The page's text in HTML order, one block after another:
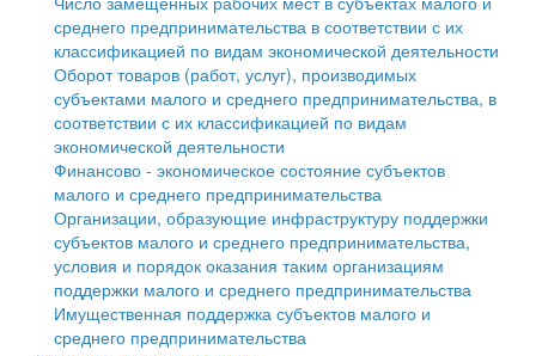
Социальная защита
Фотоальбом
Муниципальные услуги
Проекты административных регламентов
Антимонопольный комплаенс
Противодействие коррупции
Информационная поддержка субъектов малого и
среднего предпринимательства
Муниципальные программы
Контрольно-счетная палата
Персональные данные
Оценка регулирующего воздействия
Деятельность МУ
Нормативы градостроительного проектирования
среднего предпринимательства в соответствии с их
классификацией по видам экономической деятельности
Оборот товаров (работ, услуг), производимых
субъектами малого и среднего предпринимательства, в
соответствии с их классификацией по видам
экономической деятельности
Финансово - экономическое состояние субъектов
малого и среднего предпринимательства
Организации, образующие инфраструктуру поддержки
субъектов малого и среднего предпринимательства,
условия и порядок оказания таким организациям
поддержки малого и среднего предпринимательства
Имущественная поддержка субъектов малого и
среднего предпринимательства